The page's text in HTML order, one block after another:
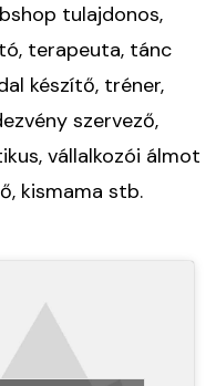
tulajdonos,
terapeuta, tánc
készítő, tréner,
szervező,
vállalkozói álmot
kismama stb.